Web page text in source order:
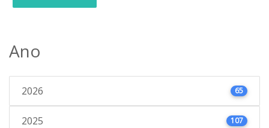
Ano
2026 65
2025 107